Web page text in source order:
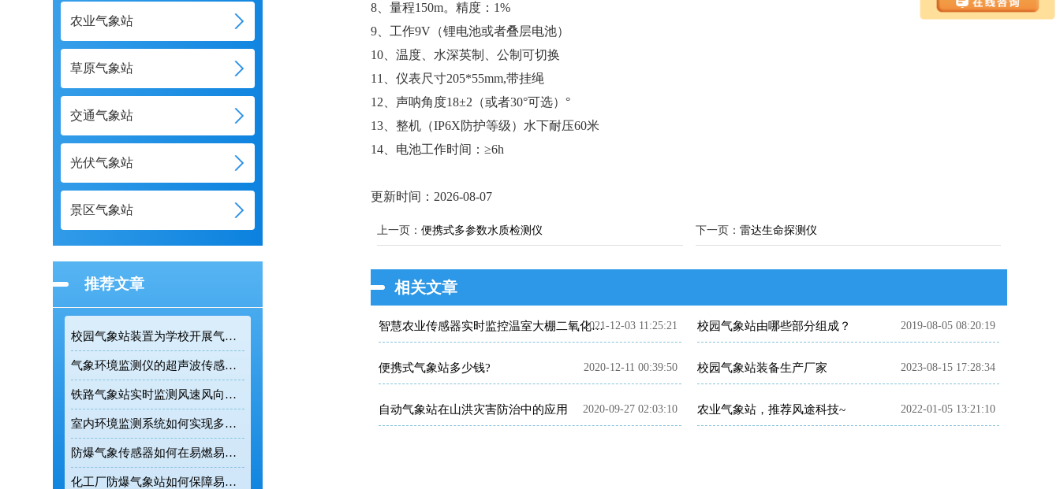
农业气象站
草原气象站
交通气象站
光伏气象站
景区气象站
推荐文章
校园气象站装置为学校开展气象科普提供专业监测设备
气象环境监测仪的超声波传感技术如何提升户外连续监测精度
铁路气象站实时监测风速风向为列车调度提供精准数据支撑
室内环境监测系统如何实现多参数实时在线监测
防爆气象传感器如何在易燃易爆环境中实现五要素一体化监测
化工厂防爆气象站如何保障易燃易爆环境的生产安全
8、量程150m。精度：1%
9、工作9V（锂电池或者叠层电池）
10、温度、水深英制、公制可切换
11、仪表尺寸205*55mm,带挂绳
12、声呐角度18±2（或者30°可选）°
13、整机（IP6X防护等级）水下耐压60米
14、电池工作时间：≥6h
更新时间：2026-08-07
上一页：便携式多参数水质检测仪 下一页： 雷达生命探测仪
相关文章
智慧农业传感器实时监控温室大棚二氧化碳浓度
2021-12-03 11:25:21 校园气象站由哪些部分组成？ 2019-08-05 08:20:19
便携式气象站多少钱? 2020-12-11 00:39:50 校园气象站装备生产厂家 2023-08-15 17:28:34
自动气象站在山洪灾害防治中的应用 2020-09-27 02:03:10 农业气象站，推荐风途科技~ 2022-01-05 13:21:10